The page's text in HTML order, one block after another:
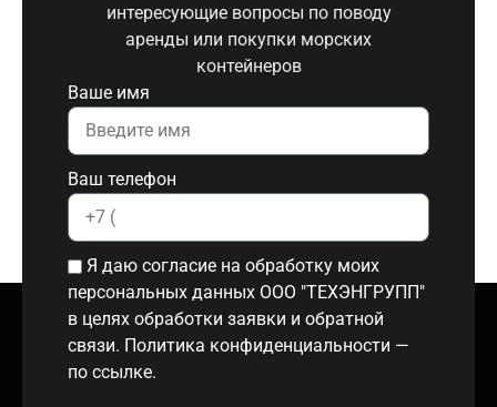
интересующие вопросы по поводу
аренды или покупки морских
контейнеров
Ваше имя
Ваш телефон
Я даю согласие на обработку моих
персональных данных ООО "ТЕХЭНГРУПП"
в целях обработки заявки и обратной
связи. Политика конфиденциальности —
по ссылке.